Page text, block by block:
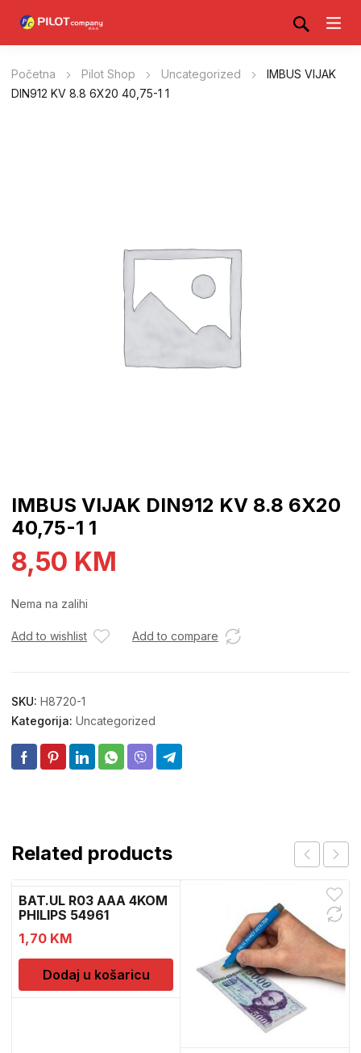
Početna Pilot Shop Uncategorized
IMBUS VIJAK
DIN912 KV 8.8 6X20 40,75-1 1
IMBUS VIJAK DIN912 KV 8.8 6X20
40,75-1 1
8,50 KM
Nema na zalihi
Add to wishlist Add to compare
SKU: H8720-1
Kategorija: Uncategorized
Related products
BAT.UL R03 AAA 4KOM
PHILIPS 54961
1,70 KM
Dodaj u košaricu